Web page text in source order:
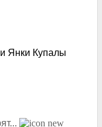
Янки Купалы